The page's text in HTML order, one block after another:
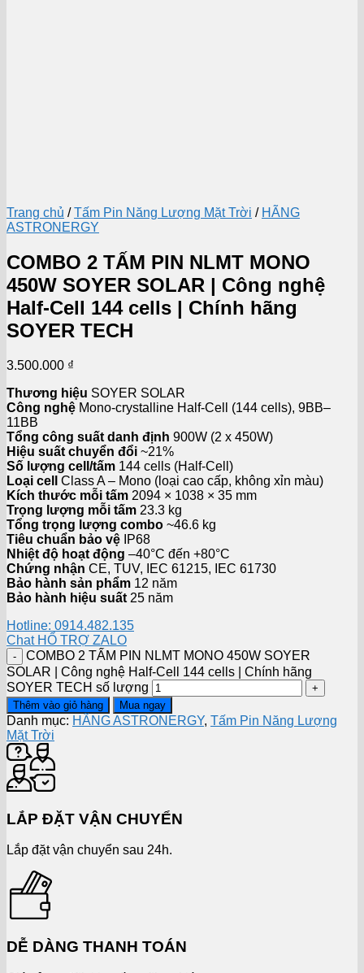
Trang chủ / Tấm Pin Năng Lượng Mặt Trời / HÃNG
ASTRONERGY
COMBO 2 TẤM PIN NLMT MONO
450W SOYER SOLAR | Công nghệ
Half-Cell 144 cells | Chính hãng
SOYER TECH
3.500.000 ₫
Thương hiệu SOYER SOLAR
Công nghệ Mono-crystalline Half-Cell (144 cells), 9BB–
11BB
Tổng công suất danh định 900W (2 x 450W)
Hiệu suất chuyển đổi ~21%
Số lượng cell/tấm 144 cells (Half-Cell)
Loại cell
Class A – Mono (loại cao cấp, không xỉn màu)
Kích thước mỗi tấm 2094 × 1038 × 35 mm
Trọng lượng mỗi tấm 23.3 kg
Tổng trọng lượng combo ~46.6 kg
Tiêu chuẩn bảo vệ IP68
Nhiệt độ hoạt động –40°C đến +80°C
Chứng nhận CE, TUV, IEC 61215, IEC 61730
Bảo hành sản phẩm 12 năm
Bảo hành hiệu suất 25 năm
Hotline: 0914.482.135
Chat HỔ TRỢ ZALO
COMBO 2 TẤM PIN NLMT MONO 450W SOYER
SOLAR | Công nghệ Half-Cell 144 cells | Chính hãng
SOYER TECH số lượng
Thêm vào giỏ hàng Mua ngay
Danh mục: HÃNG ASTRONERGY, Tấm Pin Năng Lượng
Mặt Trời
LẮP ĐẶT VẬN CHUYỂN
Lắp đặt vận chuyển sau 24h.
DỄ DÀNG THANH TOÁN